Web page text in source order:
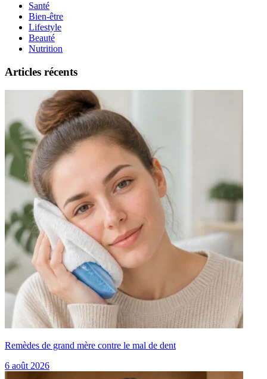
Santé
Bien-être
Lifestyle
Beauté
Nutrition
Articles récents
Remèdes de grand mère contre le mal de dent
6 août 2026